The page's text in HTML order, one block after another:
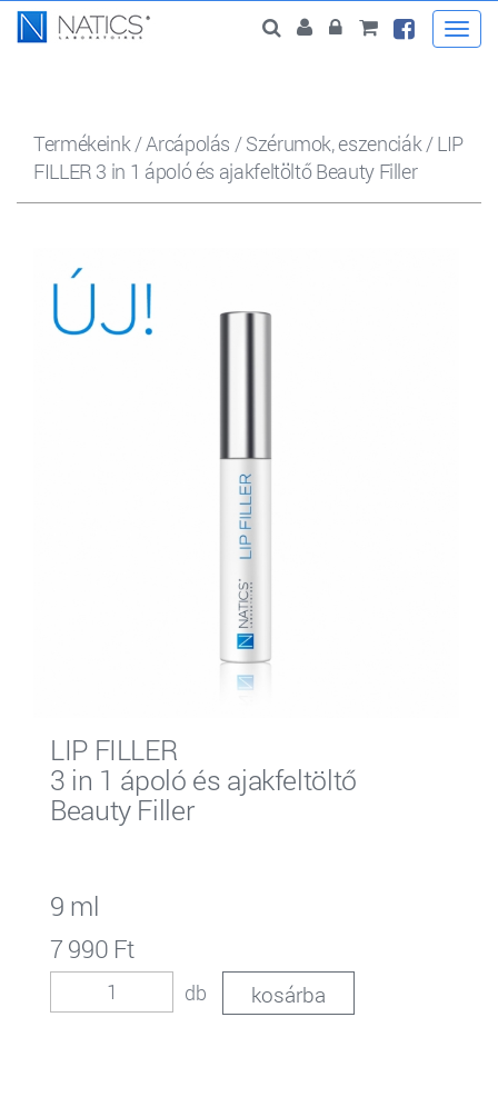
Termékeink/Arcápolás /Szérumok, eszenciák/LIP
FILLER 3 in 1 ápoló és ajakfeltöltő Beauty Filler
LIP FILLER
3 in 1 ápoló és ajakfeltöltő
Beauty Filler
9 ml
7 990 Ft
db